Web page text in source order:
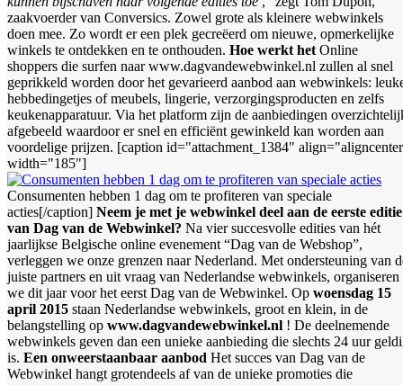
zaakvoerder van Conversics. Zowel grote als kleinere webwinkels
doen mee. Zo wordt er een plek gecreëerd om nieuwe, opmerkelijke
winkels te ontdekken en te onthouden. Hoe werkt het Online
shoppers die surfen naar www.dagvandewebwinkel.nl zullen al snel
geprikkeld worden door het gevarieerd aanbod aan webwinkels:
hebbedingetjes of meubels, lingerie, verzorgingsproducten en zelfs
keukenapparatuur. Via het platform zijn de aanbiedingen
afgebeeld waardoor er snel en efficiënt gewinkeld kan worden aan
voordelige prijzen. [caption id="attachment_1384"
width="185"]
Consumenten hebben 1 dag om te profiteren van speciale
acties[/caption] Neem je met je webwinkel deel aan de eerste editie
van Dag van de Webwinkel? Na vier succesvolle edities van hét
jaarlijkse Belgische online evenement “Dag van de Webshop”,
verleggen we onze grenzen naar Nederland. Met ondersteuning van
juiste partners en uit vraag van Nederlandse webwinkels, organiseren
we dit jaar voor het eerst Dag van de Webwinkel. Op woensdag 15
april 2015 staan Nederlandse webwinkels, groot en klein, in de
belangstelling op www.dagvandewebwinkel.nl ! De deelnemende
webwinkels geven dan een unieke aanbieding die slechts 24 uur
is. Een onweerstaanbaar aanbod Het succes van Dag van de
Webwinkel hangt grotendeels af van de unieke promoties die